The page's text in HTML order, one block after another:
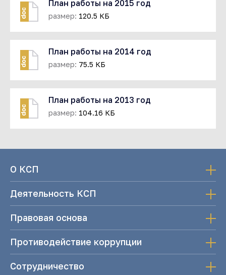
doc
План работы на 2015 год
размер: 120.5 КБ
doc
План работы на 2014 год
размер: 75.5 КБ
doc
План работы на 2013 год
размер: 104.16 КБ
О КСП
Деятельность КСП
Правовая основа
Противодействие коррупции
Сотрудничество